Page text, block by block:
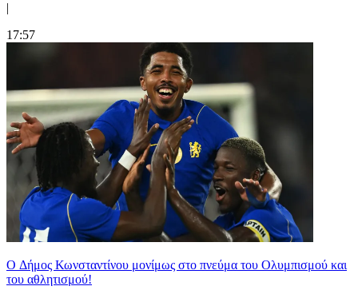
|
17:57
O Δήμος Κωνσταντίνου μονίμως στο πνεύμα του Ολυμπισμού και
του αθλητισμού!